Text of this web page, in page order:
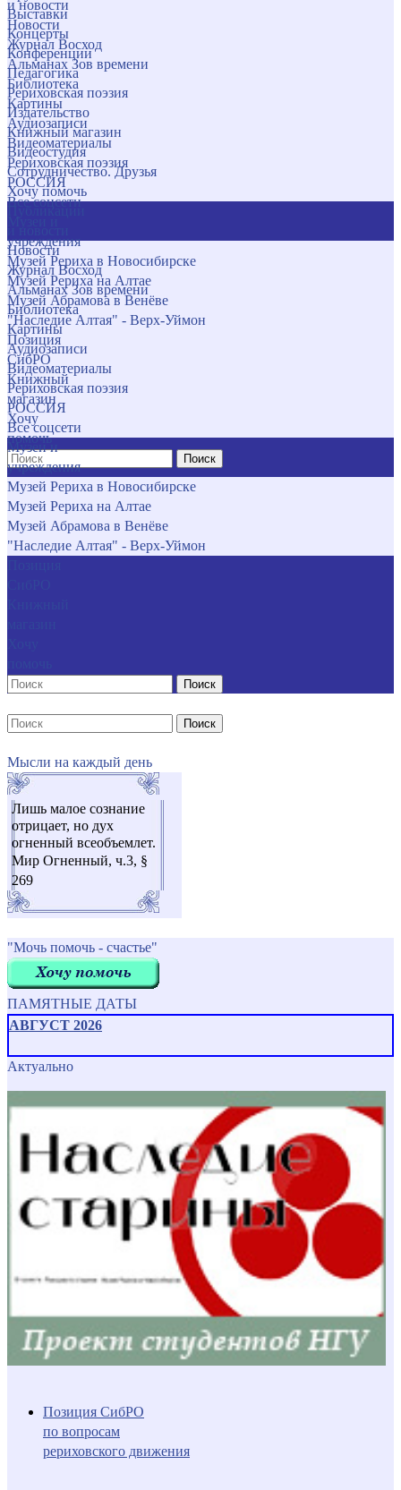
и новости
Новости
Журнал Восход
Альманах Зов времени
Библиотека
Картины
Аудиозаписи
Видеоматериалы
Рериховская поэзия
РОССИЯ
Все соцсети
учреждения
Музей Рериха в Новосибирске
Музей Рериха на Алтае
Музей Абрамова в Венёве
"Наследие Алтая" - Верх-Уймон
Позиция
СибРО
Книжный
магазин
Хочу
помочь
Поиск
Выставки
Концерты
Конференции
Педагогика
Рериховская поэзия
Издательство
Книжный магазин
Видеостудия
Сотрудничество. Друзья
Хочу помочь
Новости
Журнал Восход
Альманах Зов времени
Библиотека
Картины
Аудиозаписи
Видеоматериалы
Рериховская поэзия
РОССИЯ
Все соцсети
Музеи и
учреждения
Музей Рериха в Новосибирске
Музей Рериха на Алтае
Музей Абрамова в Венёве
"Наследие Алтая" - Верх-Уймон
Поиск
Поиск
Мысли на каждый день
Лишь малое сознание
отрицает, но дух
огненный всеобъемлет.
Мир Огненный, ч.3, §
269
"Мочь помочь - счастье"
ПАМЯТНЫЕ ДАТЫ
АВГУСТ 2026
Актуально
Позиция СибРО
по вопросам
рериховского движения